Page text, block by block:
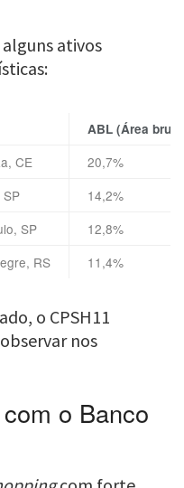
ativos
ABL (Área
CE
20,7%
SP
14,2%
SP
12,8%
RS 11,4%
o CPSH11
nos
o Banco